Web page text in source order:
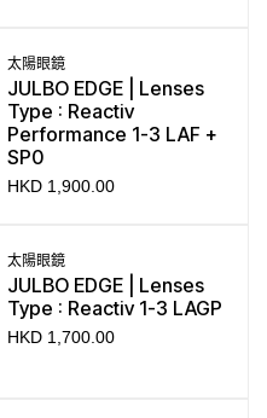
太陽眼鏡
JULBO EDGE | Lenses
Type : Reactiv
Performance 1-3 LAF +
SP0
HKD 1,900.00
太陽眼鏡
JULBO EDGE | Lenses
Type : Reactiv 1-3 LAGP
HKD 1,700.00